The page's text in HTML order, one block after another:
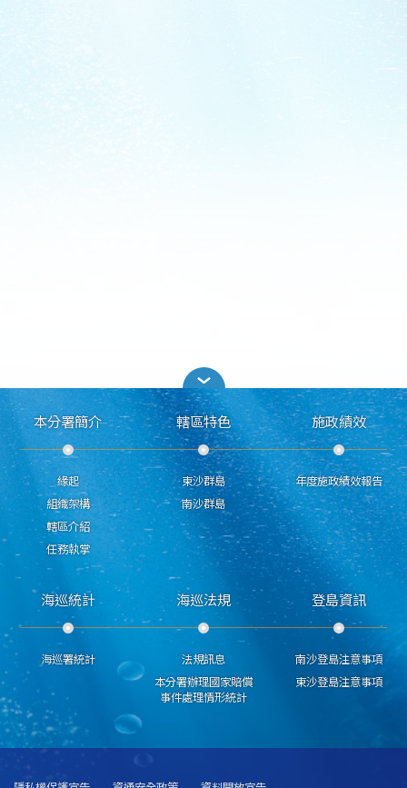
本分署簡介
緣起
組織架構
轄區介紹
任務執掌
轄區特色
東沙群島
南沙群島
施政績效
年度施政績效報告
海巡統計
海巡署統計
海巡法規
法規訊息
本分署辦理國家賠償
事件處理情形統計
登島資訊
南沙登島注意事項
東沙登島注意事項